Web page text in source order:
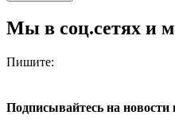
Мы в соц.сетях и
Пишите:
Подписывайтесь на новости